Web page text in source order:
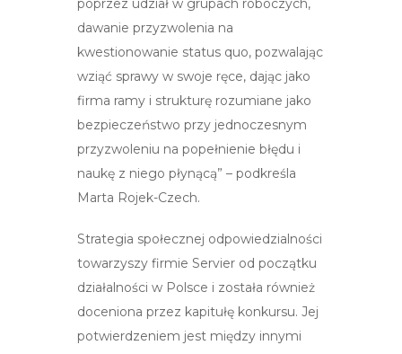
poprzez udział w grupach roboczych,
dawanie przyzwolenia na
kwestionowanie status quo, pozwalając
wziąć sprawy w swoje ręce, dając jako
firma ramy i strukturę rozumiane jako
bezpieczeństwo przy jednoczesnym
przyzwoleniu na popełnienie błędu i
naukę z niego płynącą” – podkreśla
Marta Rojek-Czech.
Strategia społecznej odpowiedzialności
towarzyszy firmie Servier od początku
działalności w Polsce i została również
doceniona przez kapitułę konkursu. Jej
potwierdzeniem jest między innymi